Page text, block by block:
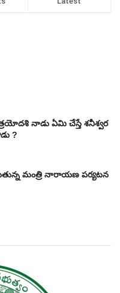
నాడు ఏమి చేస్తే శనీశ్వర
?
మంత్రి నారాయణ పర్యటన